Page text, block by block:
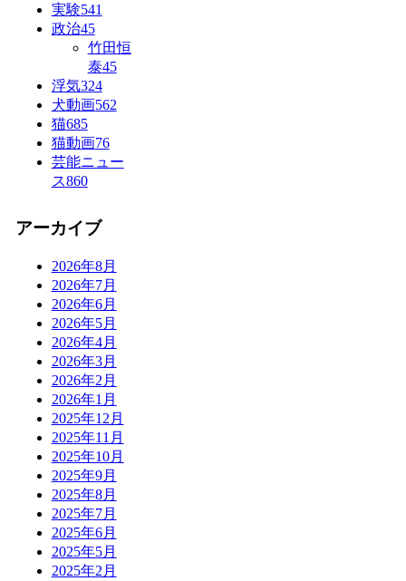
実験541
政治45
竹田恒
泰45
浮気324
犬動画562
猫685
猫動画76
芸能ニュー
ス860
アーカイブ
2026年8月
2026年7月
2026年6月
2026年5月
2026年4月
2026年3月
2026年2月
2026年1月
2025年12月
2025年11月
2025年10月
2025年9月
2025年8月
2025年7月
2025年6月
2025年5月
2025年2月